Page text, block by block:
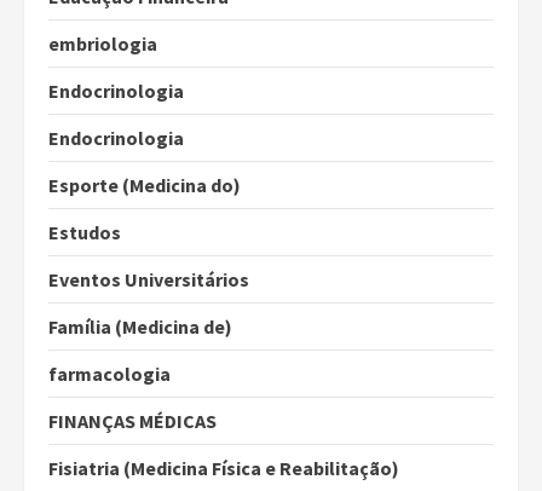
embriologia
Endocrinologia
Endocrinologia
Esporte (Medicina do)
Estudos
Eventos Universitários
Família (Medicina de)
farmacologia
FINANÇAS MÉDICAS
Fisiatria (Medicina Física e Reabilitação)